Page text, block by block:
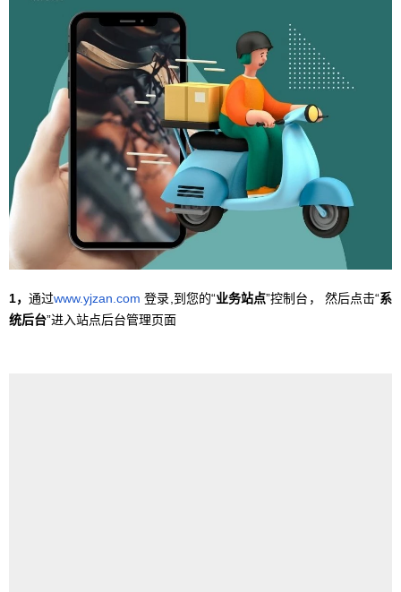
1，通过www.yjzan.com 登录,到您的“业务站点”控制台， 然后点击“系
统后台”进入站点后台管理页面